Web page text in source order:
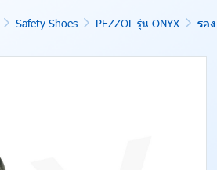
Safety Shoes PEZZOL รุ่น ONYX รอ